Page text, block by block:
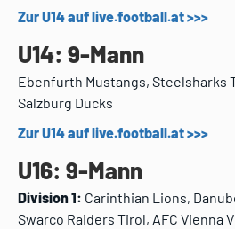
Zur U14 auf live.football.at >>>
U14: 9-Mann
Ebenfurth Mustangs, Steelsharks
Salzburg Ducks
Zur U14 auf live.football.at >>>
U16: 9-Mann
Division 1: Carinthian Lions,
Swarco Raiders Tirol, AFC Vienna